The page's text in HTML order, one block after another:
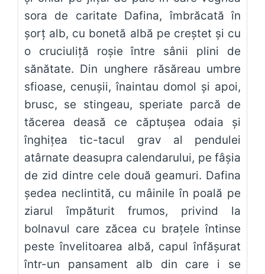
sora de caritate Dafina, îmbrăcată în
șorț alb, cu bonetă albă pe creștet și cu
o cruciuliță roșie între sânii plini de
sănătate. Din unghere răsăreau umbre
sfioase, cenușii, înaintau domol și apoi,
brusc, se stingeau, speriate parcă de
tăcerea deasă ce căptușea odaia și
înghițea tic-tacul grav al pendulei
atârnate deasupra calendarului, pe fâșia
de zid dintre cele două geamuri. Dafina
ședea neclintită, cu mâinile în poală pe
ziarul împăturit frumos, privind la
bolnavul care zăcea cu brațele întinse
peste învelitoarea albă, capul înfășurat
într-un pansament alb din care i se